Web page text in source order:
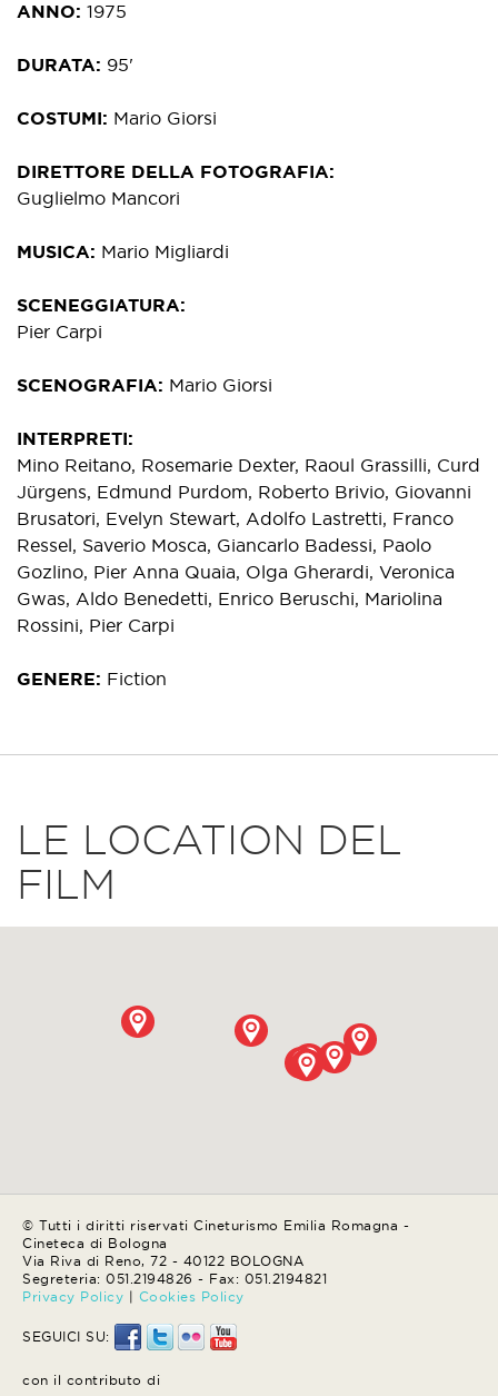
ANNO 1975
DURATA 95'
COSTUMI Mario Giorsi
DIRETTORE DELLA FOTOGRAFIA
Guglielmo Mancori
MUSICA Mario Migliardi
SCENEGGIATURA
Pier Carpi
SCENOGRAFIA Mario Giorsi
INTERPRETI
Mino Reitano, Rosemarie Dexter, Raoul Grassilli, Curd
Jürgens, Edmund Purdom, Roberto Brivio, Giovanni
Brusatori, Evelyn Stewart, Adolfo Lastretti, Franco
Ressel, Saverio Mosca, Giancarlo Badessi, Paolo
Gozlino, Pier Anna Quaia, Olga Gherardi, Veronica
Gwas, Aldo Benedetti, Enrico Beruschi, Mariolina
Rossini, Pier Carpi
GENERE Fiction
LE LOCATION DEL
FILM
© Tutti i diritti riservati Cineturismo Emilia Romagna -
Cineteca di Bologna
Via Riva di Reno, 72 - 40122 BOLOGNA
Segreteria: 051.2194826 - Fax: 051.2194821
Privacy Policy | Cookies Policy
SEGUICI SU:
con il contributo di